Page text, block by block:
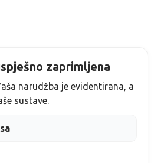
zaprimljena
narudžba je evidentirana, a
sustave.